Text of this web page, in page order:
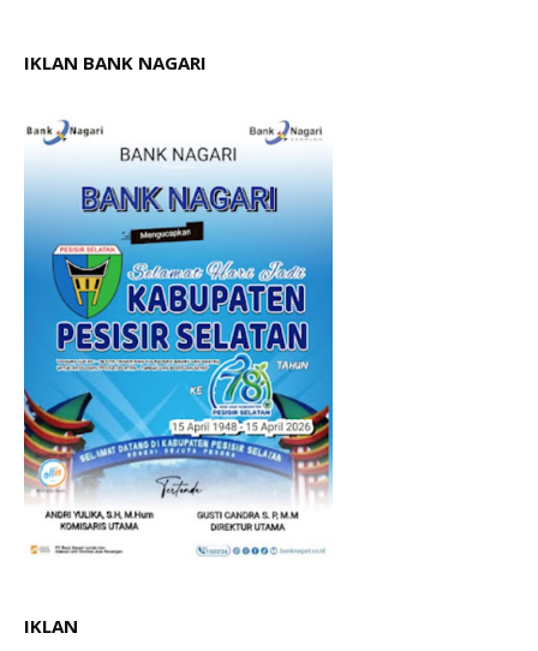
IKLAN BANK NAGARI
IKLAN